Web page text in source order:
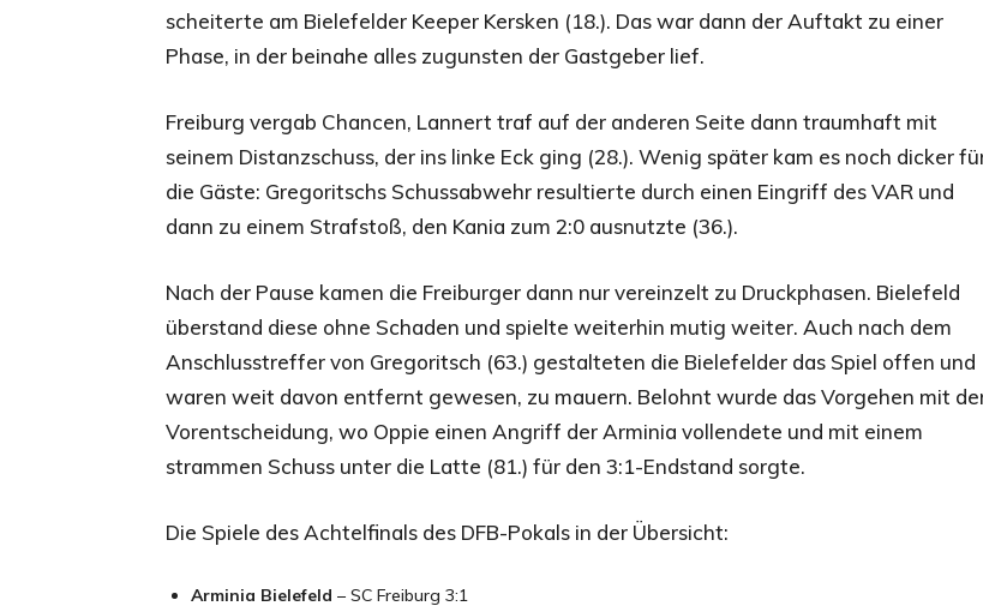
scheiterte am Bielefelder Keeper Kersken (18.). Das war dann der Auftakt zu einer
Phase, in der beinahe alles zugunsten der Gastgeber lief.
Freiburg vergab Chancen, Lannert traf auf der anderen Seite dann traumhaft mit
seinem Distanzschuss, der ins linke Eck ging (28.). Wenig später kam es noch dicker
die Gäste: Gregoritschs Schussabwehr resultierte durch einen Eingriff des VAR und
dann zu einem Strafstoß, den Kania zum 2:0 ausnutzte (36.).
Nach der Pause kamen die Freiburger dann nur vereinzelt zu Druckphasen. Bielefeld
überstand diese ohne Schaden und spielte weiterhin mutig weiter. Auch nach dem
Anschlusstreffer von Gregoritsch (63.) gestalteten die Bielefelder das Spiel offen und
waren weit davon entfernt gewesen, zu mauern. Belohnt wurde das Vorgehen mit
Vorentscheidung, wo Oppie einen Angriff der Arminia vollendete und mit einem
strammen Schuss unter die Latte (81.) für den 3:1-Endstand sorgte.
Die Spiele des Achtelfinals des DFB-Pokals in der Übersicht:
Arminia Bielefeld – SC Freiburg 3:1